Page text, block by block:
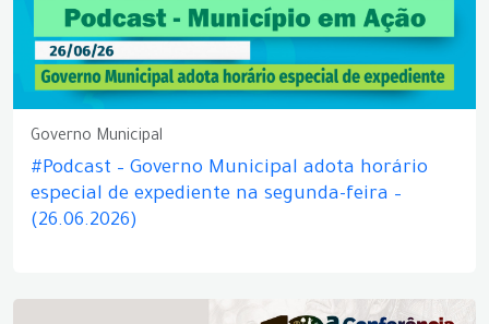
Governo Municipal
#Podcast – Governo Municipal adota horário
especial de expediente na segunda-feira –
(26.06.2026)